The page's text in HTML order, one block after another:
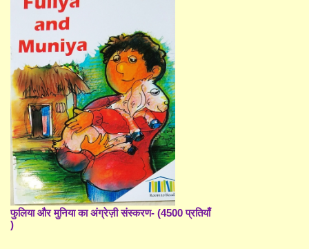
फुलिया और मुनिया का अंग्रेज़ी संस्करण- (4500 प्रतियाँ
)